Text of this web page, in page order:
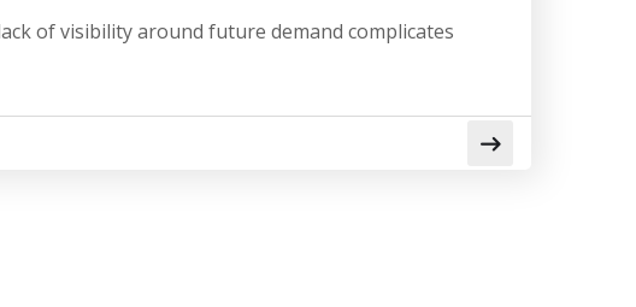
of visibility around future demand complicates